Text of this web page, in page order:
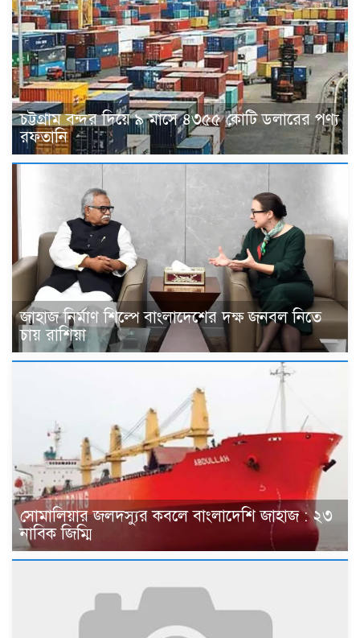
চট্টগ্রাম বন্দর দিয়ে ৯ মাসে ৪৩৫৫ কোটি ডলারের পণ্য
রফতানি
জাহাজ নির্মাণ শিল্পে বাংলাদেশের দক্ষ জনবল নিতে
চায় রাশিয়া
সোমালিয়ার জলদস্যুর কবলে বাংলাদেশি জাহাজ : ২৩
নাবিক জিম্মি